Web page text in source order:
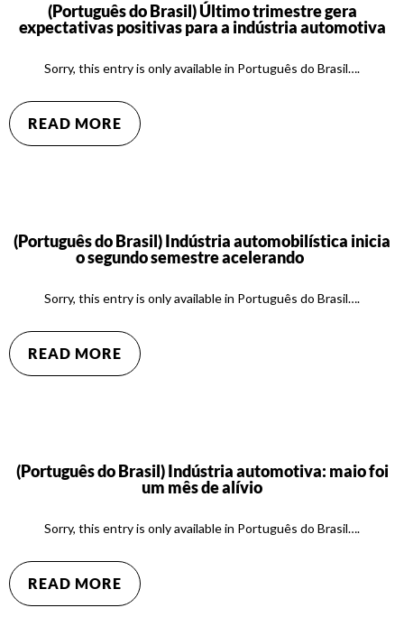
(Português do Brasil) Último trimestre gera
expectativas positivas para a indústria automotiva
Sorry, this entry is only available in Português do Brasil….
READ MORE
(Português do Brasil) Indústria automobilística inicia
o segundo semestre acelerando
Sorry, this entry is only available in Português do Brasil….
READ MORE
(Português do Brasil) Indústria automotiva: maio foi
um mês de alívio
Sorry, this entry is only available in Português do Brasil….
READ MORE